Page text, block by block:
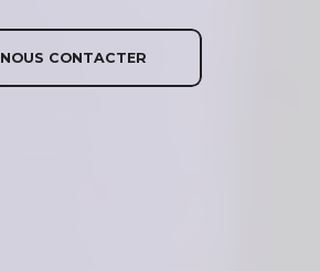
NOUS CONTACTER